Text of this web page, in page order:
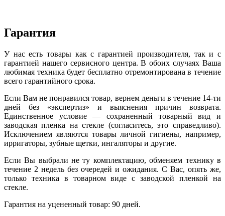
Гарантия
У нас есть товары как с гарантией производителя, так и с
гарантией нашего сервисного центра. В обоих случаях Ваша
любимая техника будет бесплатно отремонтирована в течение
всего гарантийного срока.
Если Вам не понравился товар, вернем деньги в течение 14-ти
дней без «экспертиз» и выяснения причин возврата.
Единственное условие — сохраненный товарный вид и
заводская пленка на стекле (согласитесь, это справедливо).
Исключением являются товары личной гигиены, например,
ирригаторы, зубные щетки, ингаляторы и другие.
Если Вы выбрали не ту комплектацию, обменяем технику в
течение 2 недель без очередей и ожидания. С Вас, опять же,
только техника в товарном виде с заводской пленкой на
стекле.
Гарантия на уцененный товар: 90 дней.